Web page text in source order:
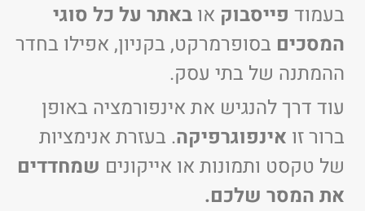
בעמוד פייסבוק או באתר על כל סוגי
המסכים בסופרמרקט, בקניון, אפילו בחדר
ההמתנה של בתי עסק.
עוד דרך להנגיש את אינפורמציה באופן
ברור זו אינפוגרפיקה. בעזרת אנימציות
של טקסט ותמונות או אייקונים שמחדדים
את המסר שלכם.